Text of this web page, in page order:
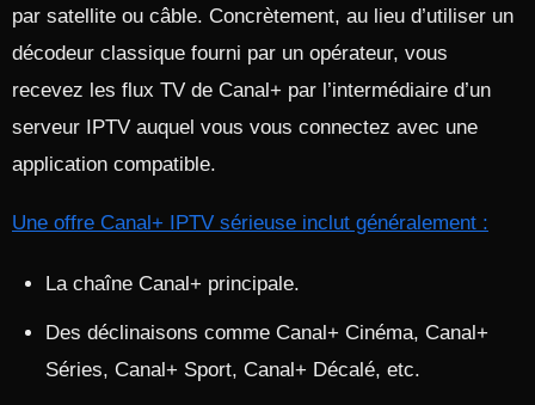
par satellite ou câble. Concrètement, au lieu d’utiliser un
décodeur classique fourni par un opérateur, vous
recevez les flux TV de Canal+ par l’intermédiaire d’un
serveur IPTV auquel vous vous connectez avec une
application compatible.​
Une offre Canal+ IPTV sérieuse inclut généralement :
La chaîne Canal+ principale.
Des déclinaisons comme Canal+ Cinéma, Canal+
Séries, Canal+ Sport, Canal+ Décalé, etc.